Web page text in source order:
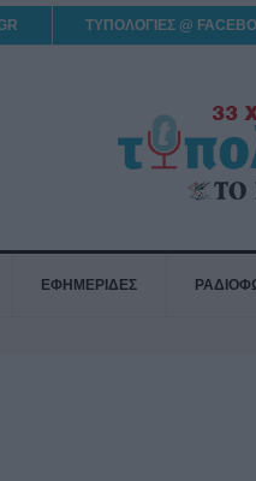
ΤΥΠΟΛΟΓΙΕΣ @
ΕΦΗΜΕΡΙΔΕΣ